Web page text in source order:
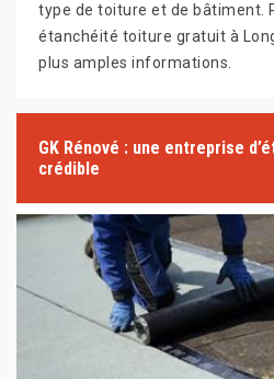
type de toiture et de bâtiment.
étanchéité toiture gratuit à
plus amples informations.
GK Rénové : une entreprise
crédible